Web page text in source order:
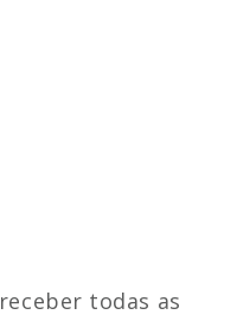
todas as